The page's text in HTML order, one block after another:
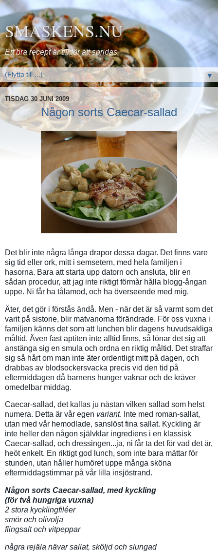
SMASKENS.NU
Ett bra recept är till för att spridas
▼
TISDAG 30 JUNI 2009
Någon sorts Caecar-sallad
Det blir inte några långa drapor dessa dagar. Det finns vare
sig tid eller ork, mitt i semsetern, med hela familjen i
hasorna. Bara att starta upp datorn och ansluta, blir en
sådan procedur, att jag inte riktigt förmår hålla blogg-ångan
uppe. Ni får ha tålamod, och ha överseende med mig.
Äter, det gör i förstås ändå. Men - när det är så varmt som det
varit på sistone, blir matvanorna förändrade. För oss vuxna i
familjen känns det som att lunchen blir dagens huvudsakliga
måltid. Även fast aptiten inte alltid finns, så lönar det sig att
anstänga sig en smula och ordna en riktig måltid. Det straffar
sig så hårt om man inte äter ordentligt mitt på dagen, och
drabbas av blodsockersvacka precis vid den tid på
eftermiddagen då barnens hunger vaknar och de kräver
omedelbar middag.
Caecar-sallad, det kallas ju nästan vilken sallad som helst
numera. Detta är vår egen variant. Inte med roman-sallat,
utan med vår hemodlade, sanslöst fina sallat. Kyckling är
inte heller den någon självklar ingrediens i en klassisk
Caecar-sallad, och dressingen...ja, ni får ta det för vad det är,
heöt enkelt. En riktigt god lunch, som inte bara mättar för
stunden, utan håller humöret uppe många sköna
eftermiddagstimmar på vår lilla insjöstrand.
Någon sorts Caecar-sallad, med kyckling
(för två hungriga vuxna)
2 stora kycklingfiléer
smör och olivolja
flingsalt och vitpeppar
några rejäla nävar sallat, sköljd och slungad